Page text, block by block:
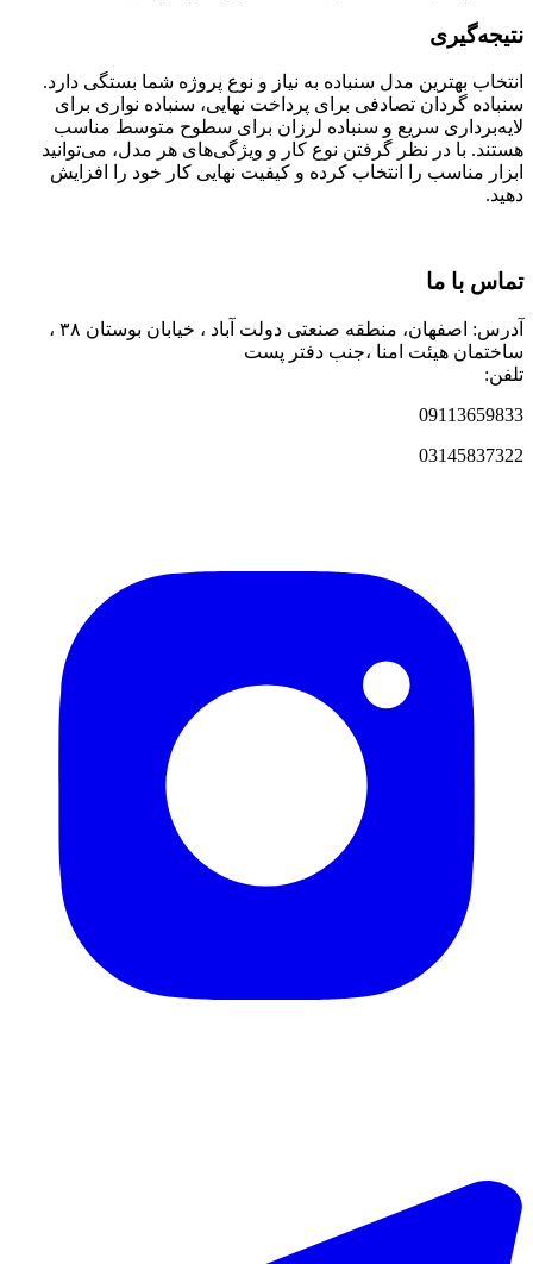
نتیجه‌گیری
انتخاب بهترین مدل سنباده به نیاز و نوع پروژه شما بستگی دارد.
سنباده گردان تصادفی برای پرداخت نهایی، سنباده نواری برای
لایه‌برداری سریع و سنباده لرزان برای سطوح متوسط مناسب
هستند. با در نظر گرفتن نوع کار و ویژگی‌های هر مدل، می‌توانید
ابزار مناسب را انتخاب کرده و کیفیت نهایی کار خود را افزایش
دهید.
تماس با ما
آدرس: اصفهان، منطقه صنعتی دولت آباد ، خیابان بوستان ۳۸ ،
ساختمان هیئت امنا ،جنب دفتر پست
تلفن:
09113659833
03145837322